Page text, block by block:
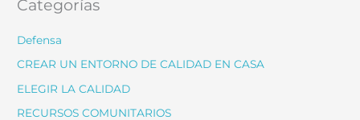
Categorías
Defensa
CREAR UN ENTORNO DE CALIDAD EN CASA
ELEGIR LA CALIDAD
RECURSOS COMUNITARIOS